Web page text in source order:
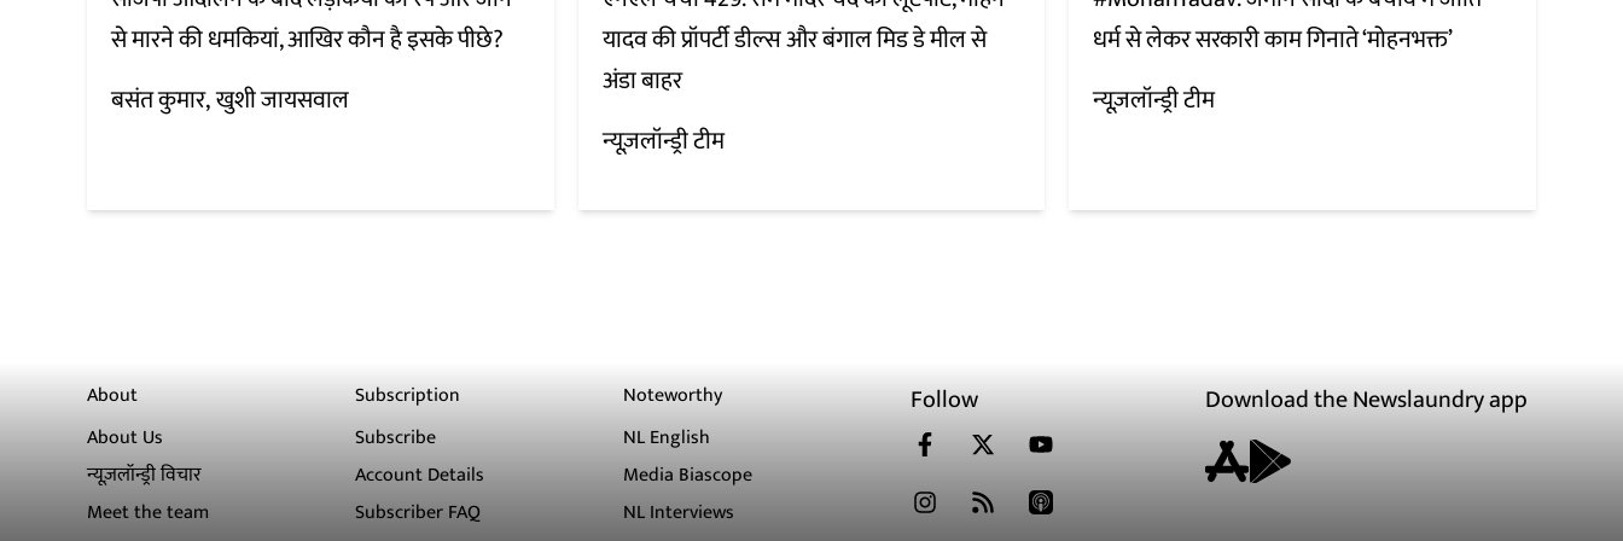
से मारने की धमकियां, आखिर कौन है इसके पीछे?
बसंत कुमार खुशी जायसवाल
यादव की प्रॉपर्टी डील्स और बंगाल मिड डे मील से
अंडा बाहर
न्यूज़लॉन्ड्री टीम
धर्म से लेकर सरकारी काम गिनाते ‘मोहनभक्त’
न्यूज़लॉन्ड्री टीम
About
About Us
न्यूज़लॉन्ड्री विचार
Meet the team
Subscription
Subscribe
Account Details
Subscriber FAQ
Noteworthy
NL English
Media Biascope
NL Interviews
Follow Download the Newslaundry app